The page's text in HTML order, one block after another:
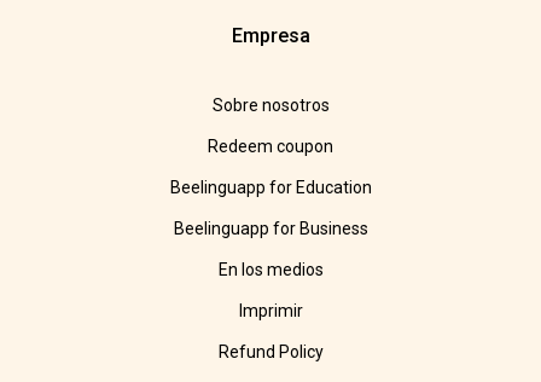
Empresa
Sobre nosotros
Redeem coupon
Beelinguapp for Education
Beelinguapp for Business
En los medios
Imprimir
Refund Policy